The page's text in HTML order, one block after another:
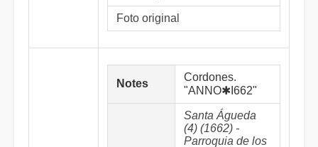
Foto original
Notes
Cordones.
"ANNO✱I662"
Santa Águeda
(4) (1662) -
Parroquia de los